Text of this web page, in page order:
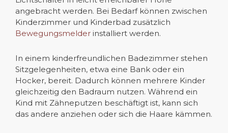
angebracht werden. Bei Bedarf können zwischen
Kinderzimmer und Kinderbad zusätzlich
Bewegungsmelder installiert werden.
In einem kinderfreundlichen Badezimmer stehen
Sitzgelegenheiten, etwa eine Bank oder ein
Hocker, bereit. Dadurch können mehrere Kinder
gleichzeitig den Badraum nutzen. Während ein
Kind mit Zähneputzen beschäftigt ist, kann sich
das andere anziehen oder sich die Haare kämmen.